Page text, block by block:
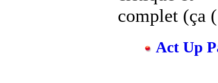
complet (ça
Act Up